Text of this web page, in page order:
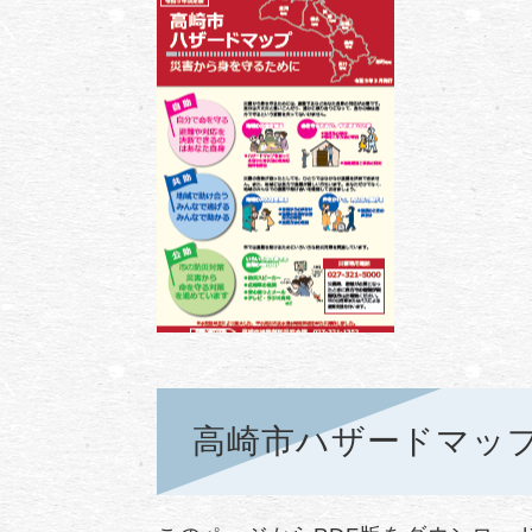
高崎市ハザードマッ